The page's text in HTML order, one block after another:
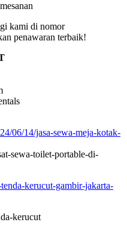
kami di nomor
penawaran terbaik!
06/14/jasa-sewa-meja-kotak-
sewa-toilet-portable-di-
kerucut-gambir-jakarta-
kerucut